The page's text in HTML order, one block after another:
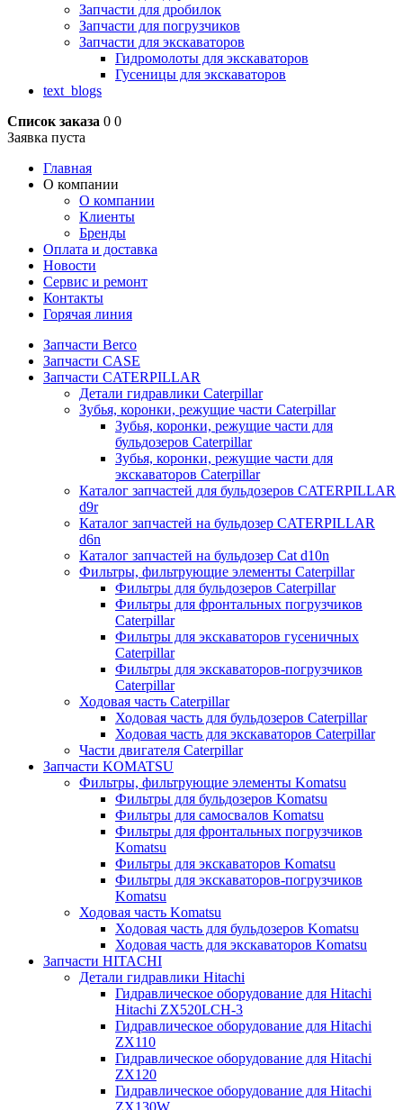
Запчасти для дробилок
Запчасти для погрузчиков
Запчасти для экскаваторов
Гидромолоты для экскаваторов
Гусеницы для экскаваторов
text_blogs
Список заказа 0 0
Заявка пуста
Главная
О компании
О компании
Клиенты
Бренды
Оплата и доставка
Новости
Сервис и ремонт
Контакты
Горячая линия
Запчасти Berco
Запчасти CASE
Запчасти CATERPILLAR
Детали гидравлики Caterpillar
Зубья, коронки, режущие части Caterpillar
Зубья, коронки, режущие части для
бульдозеров Caterpillar
Зубья, коронки, режущие части для
экскаваторов Caterpillar
Каталог запчастей для бульдозеров CATERPILLAR
d9r
Каталог запчастей на бульдозер CATERPILLAR
d6n
Каталог запчастей на бульдозер Сat d10n
Фильтры, фильтрующие элементы Caterpillar
Фильтры для бульдозеров Caterpillar
Фильтры для фронтальных погрузчиков
Caterpillar
Фильтры для экскаваторов гусеничных
Caterpillar
Фильтры для экскаваторов-погрузчиков
Caterpillar
Ходовая часть Caterpillar
Ходовая часть для бульдозеров Caterpillar
Ходовая часть для экскаваторов Caterpillar
Части двигателя Caterpillar
Запчасти KOMATSU
Фильтры, фильтрующие элементы Komatsu
Фильтры для бульдозеров Komatsu
Фильтры для самосвалов Komatsu
Фильтры для фронтальных погрузчиков
Komatsu
Фильтры для экскаваторов Komatsu
Фильтры для экскаваторов-погрузчиков
Komatsu
Ходовая часть Komatsu
Ходовая часть для бульдозеров Komatsu
Ходовая часть для экскаваторов Komatsu
Запчасти HITACHI
Детали гидравлики Hitachi
Гидравлическое оборудование для Hitachi
Hitachi ZX520LCH-3
Гидравлическое оборудование для Hitachi
ZX110
Гидравлическое оборудование для Hitachi
ZX120
Гидравлическое оборудование для Hitachi
ZX130W